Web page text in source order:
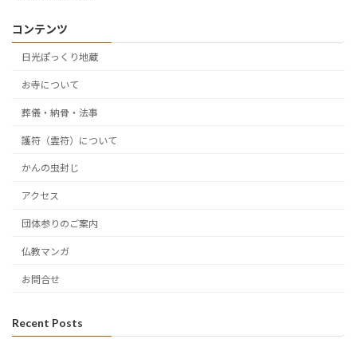
コンテンツ
日光ぽっくり地蔵
お寺について
葬儀・納骨・法事
護符（霊符）について
かんの虫封じ
アクセス
団体参りのご案内
仏教マンガ
お問合せ
Recent Posts